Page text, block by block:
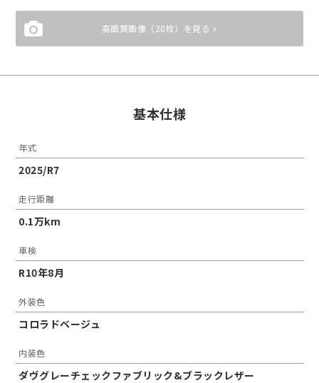
高画質画像（20枚）を見る »
基本仕様
年式
2025/R7
走行距離
0.1万km
車検
R10年8月
外装色
コロラドベージュ
内装色
ダヴグレーチェックファブリック&ブラックレザー